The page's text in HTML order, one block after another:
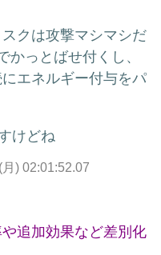
クは攻撃マシマシだ
かっとばせ付くし、
エネルギー付与をパ
けどね
) 02:01:52.07
追加効果など差別化